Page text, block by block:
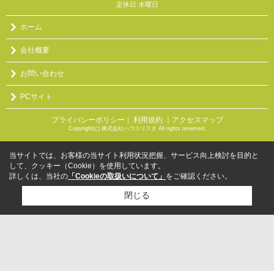
定休日:水曜日
ホーム
会社概要
お問い合わせ
PCサイト
プライバシーポリシー 利用規約 ｜アクセスマップ
Copyright(c) 株式会社ハウスリスタ All rights reserved.
当サイトでは、お客様の当サイト利用状況把握、サービス向上検討を目的と
して、クッキー（Cookie）を使用しています。
詳しくは、当社の 「Cookieの取扱いについて」 をご確認ください。
閉じる